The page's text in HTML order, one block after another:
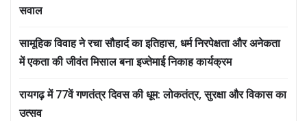
सवाल
सामूहिक विवाह ने रचा सौहार्द का इतिहास, धर्म निरपेक्षता और अनेकता
में एकता की जीवंत मिसाल बना इज्तेमाई निकाह कार्यक्रम
रायगढ़ में 77वें गणतंत्र दिवस की धूम: लोकतंत्र, सुरक्षा और विकास का
उत्सव